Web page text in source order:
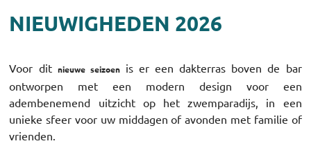
NIEUWIGHEDEN 2026
Voor dit nieuwe seizoenis er een dakterras boven de bar
ontworpen met een modern design voor een
adembenemend uitzicht op het zwemparadijs, in een
unieke sfeer voor uw middagen of avonden met familie of
vrienden.